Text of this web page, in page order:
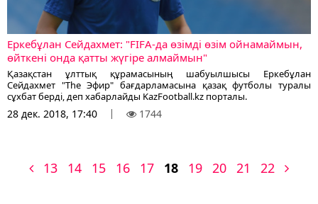
Еркебұлан Сейдахмет: "FIFA-да өзімді өзім ойнамаймын,
өйткені онда қатты жүгіре алмаймын"
Қазақстан ұлттық құрамасының шабуылшысы Еркебұлан
Сейдахмет "The Эфир" бағдарламасына қазақ футболы туралы
сұхбат берді, деп хабарлайды KazFootball.kz порталы.
28 дек. 2018, 17:40 1744
13 14 15 16 17 18 19 20 21 22